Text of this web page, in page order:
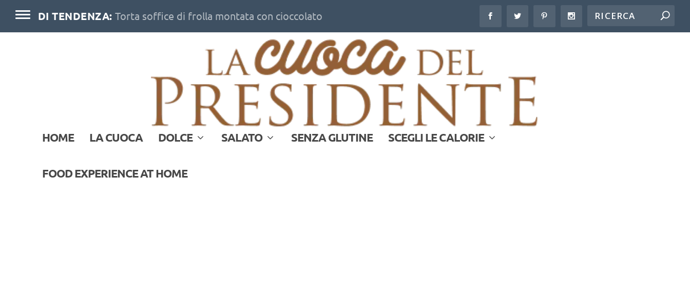
DI TENDENZA: Torta soffice di frolla montata con cioccolato
HOME LA CUOCA DOLCE SALATO SENZA GLUTINE SCEGLI LE CALORIE
FOOD EXPERIENCE AT HOME